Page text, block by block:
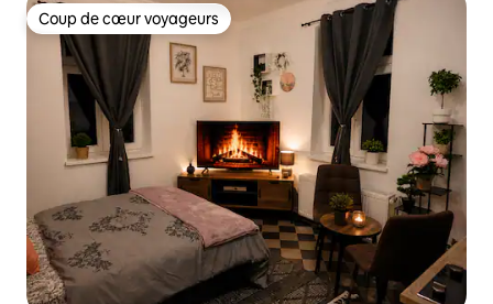
Coup de cœur voyageurs
Coup de cœur voyageurs